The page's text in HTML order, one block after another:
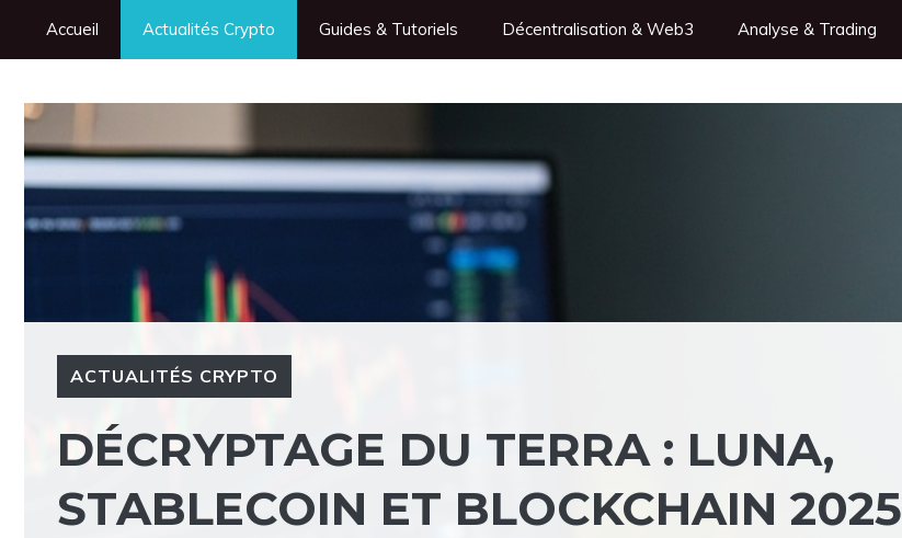
Accueil Actualités Crypto Guides & Tutoriels Décentralisation & Web3 Analyse & Trading
ACTUALITÉS CRYPTO
DÉCRYPTAGE DU TERRA : LUNA,
STABLECOIN ET BLOCKCHAIN 2025